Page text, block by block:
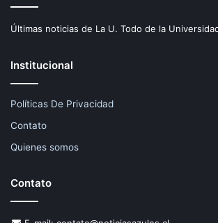
Últimas noticias de La U. Todo de la
Institucional
Políticas De Privacidad
Contato
Quienes somos
Contato